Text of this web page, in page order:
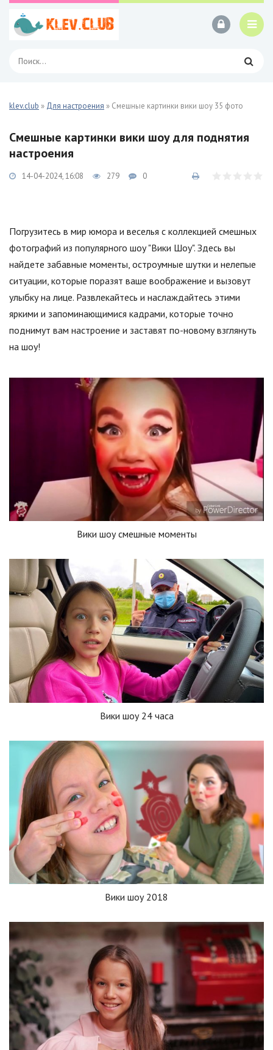
klev.club » Для настроения » Смешные картинки вики шоу 35 фото
Смешные картинки вики шоу для поднятия
настроения
14-04-2024, 16:08 279 0
Погрузитесь в мир юмора и веселья с коллекцией смешных
фотографий из популярного шоу "Вики Шоу". Здесь вы
найдете забавные моменты, остроумные шутки и нелепые
ситуации, которые поразят ваше воображение и вызовут
улыбку на лице. Развлекайтесь и наслаждайтесь этими
яркими и запоминающимися кадрами, которые точно
поднимут вам настроение и заставят по-новому взглянуть
на шоу!
Вики шоу смешные моменты
Вики шоу 24 часа
Вики шоу 2018